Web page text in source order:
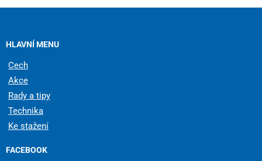
HLAVNÍ MENU
Cech
Akce
Rady a tipy
Technika
Ke stažení
FACEBOOK